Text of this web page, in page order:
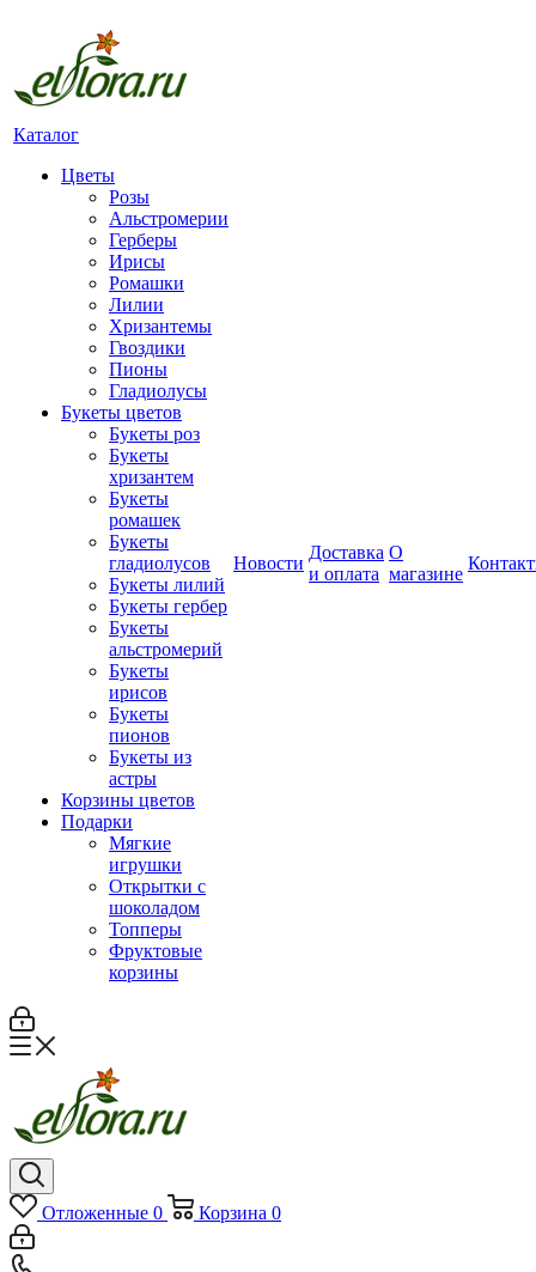
Каталог
Цветы
Розы
Альстромерии
Герберы
Ирисы
Ромашки
Лилии
Хризантемы
Гвоздики
Пионы
Гладиолусы
Букеты цветов
Букеты роз
Букеты
хризантем
Букеты
ромашек
Букеты
гладиолусов
Букеты лилий
Букеты гербер
Букеты
альстромерий
Букеты
ирисов
Букеты
пионов
Букеты из
астры
Корзины цветов
Подарки
Мягкие
игрушки
Открытки с
шоколадом
Топперы
Фруктовые
корзины
Новости
Доставка
и оплата
О
магазине
Отложенные 0 Корзина 0